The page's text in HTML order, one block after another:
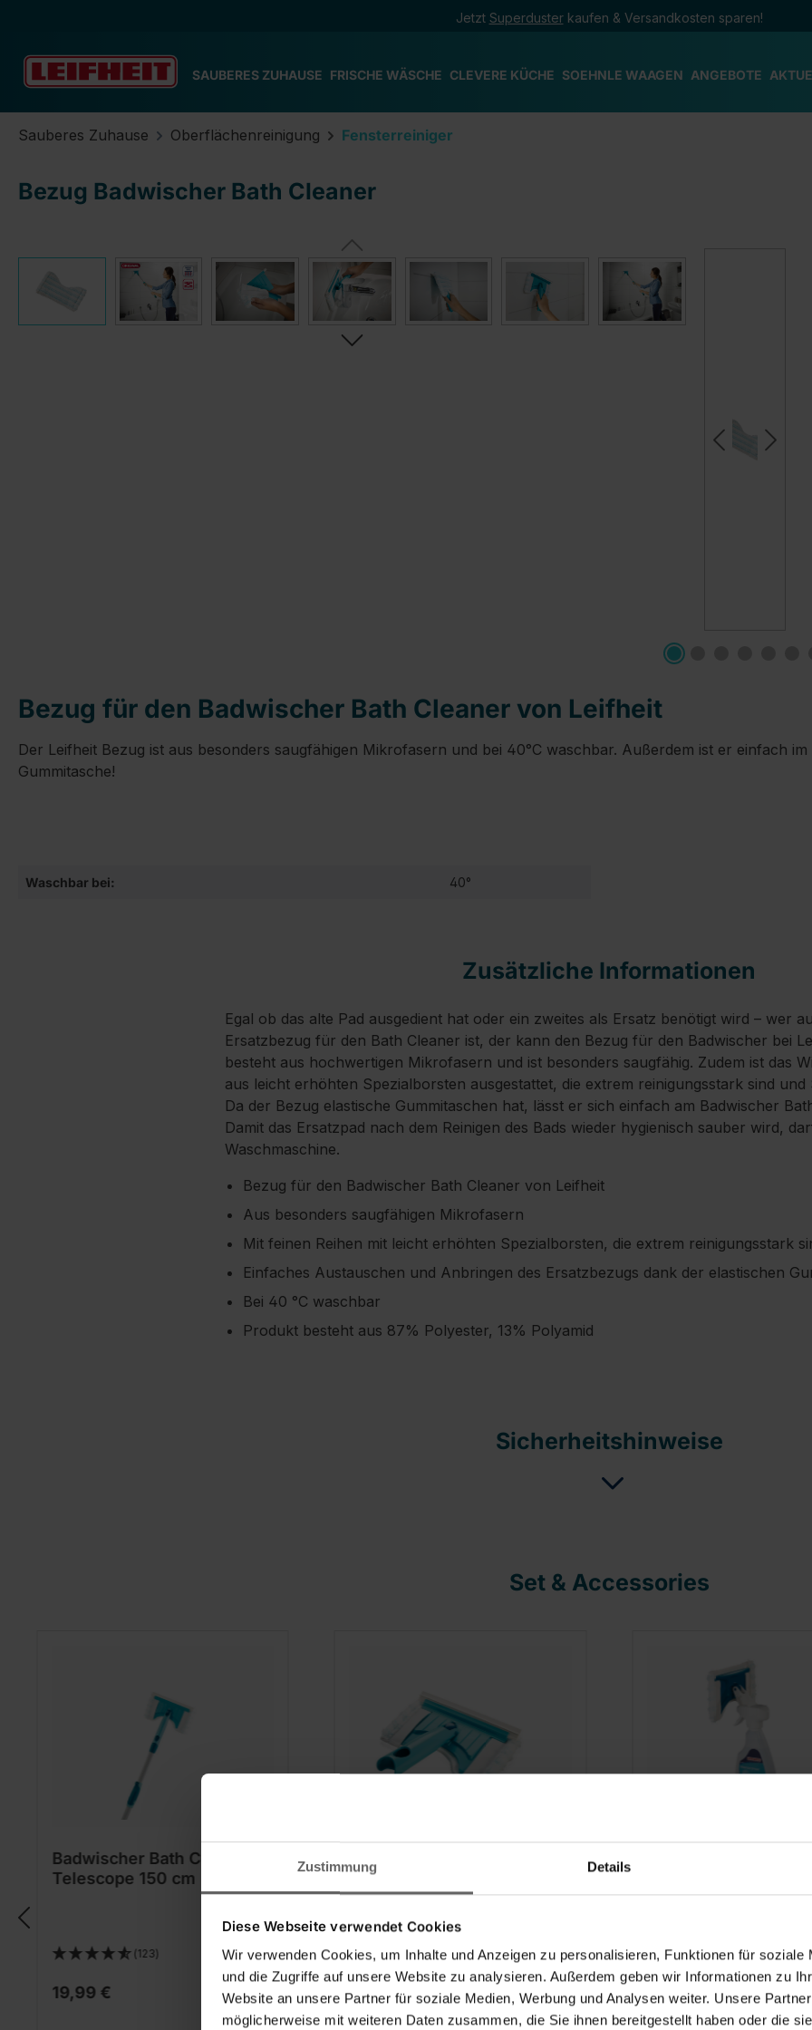
Zustimmung Details
Diese Webseite verwendet Cookies
Wir verwenden Cookies, um Inhalte und Anzeigen zu personalisieren, Funktionen für soziale
und die Zugriffe auf unsere Website zu analysieren. Außerdem geben wir Informationen zu
Website an unsere Partner für soziale Medien, Werbung und Analysen weiter. Unsere
möglicherweise mit weiteren Daten zusammen, die Sie ihnen bereitgestellt haben oder die
Jetzt Superdusterkaufen & Versandkosten sparen!
SAUBERES ZUHAUSE FRISCHE WÄSCHE CLEVERE KÜCHE SOEHNLE WAAGEN ANGEBOTE
Sauberes Zuhause Oberflächenreinigung Fensterreiniger
Bezug Badwischer Bath Cleaner
Bezug für den Badwischer Bath Cleaner von Leifheit
Der Leifheit Bezug ist aus besonders saugfähigen Mikrofasern und bei 40°C waschbar. Außerdem ist er einfach
Gummitasche!
Waschbar bei: 40°
Zusätzliche Informationen
Egal ob das alte Pad ausgedient hat oder ein zweites als Ersatz benötigt wird – wer
Ersatzbezug für den Bath Cleaner ist, der kann den Bezug für den Badwischer bei
besteht aus hochwertigen Mikrofasern und ist besonders saugfähig. Zudem ist das
aus leicht erhöhten Spezialborsten ausgestattet, die extrem reinigungsstark sind und
Da der Bezug elastische Gummitaschen hat, lässt er sich einfach am Badwischer
Damit das Ersatzpad nach dem Reinigen des Bads wieder hygienisch sauber wird,
Waschmaschine.
Bezug für den Badwischer Bath Cleaner von Leifheit
Aus besonders saugfähigen Mikrofasern
Mit feinen Reihen mit leicht erhöhten Spezialborsten, die extrem reinigungsstark
Einfaches Austauschen und Anbringen des Ersatzbezugs dank der elastischen
Bei 40 °C waschbar
Produkt besteht aus 87% Polyester, 13% Polyamid
Sicherheitshinweise
Set & Accessories
Badwischer Bath Cleaner
Telescope 150 cm
(123)
19,99 €
(123)
12,99 €
(25)
16,99 €